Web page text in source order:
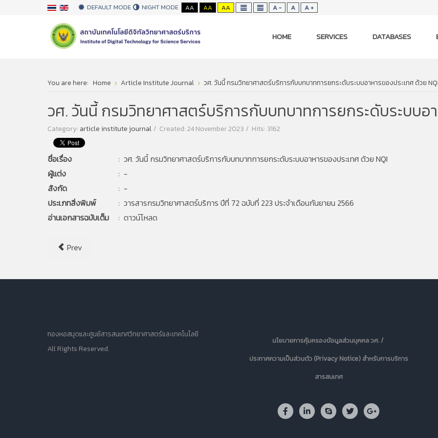
DEFAULT MODE NIGHT MODE AA AA AA A - A A +
HOME SERVICES DATABASES
You are here: Home Article Institute Journal วศ. วันนี้ กรมวิทยาศาสตร์บริการกับบทบาทการยกระดับระบบอาหารของประเทศ ด้วย
วศ. วันนี้ กรมวิทยาศาสตร์บริการกับบทบาทการยกระดับระบบอ
Category: article institute journal Created: 24 November 2023 Hits: 3162
ชื่อเรื่อง
: วศ. วันนี้ กรมวิทยาศาสตร์บริการกับบทบาทการยกระดับระบบอาหารของประเทศ ด้วย NQI
ผู้แต่ง
: -
สังกัด
: -
ประเภทสิ่งพิมพ์
: วารสารกรมวิทยาศาสตร์บริการ ปีที่ 72 ฉบับที่ 223 ประจำเดือนกันยายน 2566
อ่านเอกสารฉบับเต็ม
: ดาวน์โหลด
Prev
กองหอสมุดและศูนย์สารสนเทศวิทยาศาสตร์และเทคโนโลยี
All Rights Reserved.
นโยบายการคุ้มครองข้อมูลส่วนบุคคล วศ. /
ประกาศความเป็นส่วนตัว (Privacy Notice) สำหรับการบริการ
สารสนเทศ